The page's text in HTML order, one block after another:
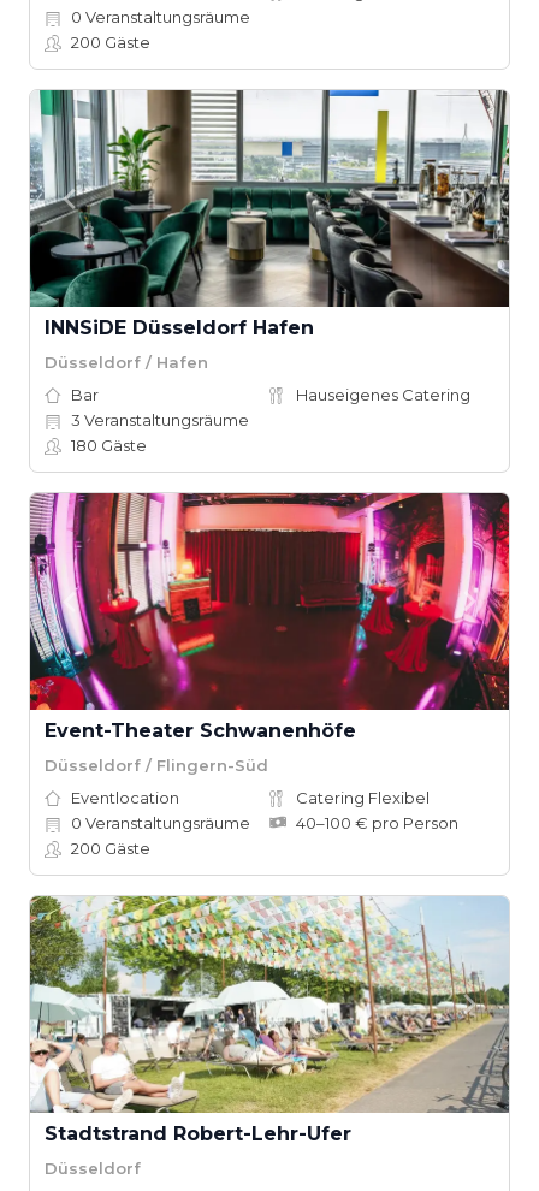
0 Veranstaltungsräume
200 Gäste
INNSiDE Düsseldorf Hafen
Düsseldorf / Hafen
Bar
Hauseigenes Catering
3 Veranstaltungsräume
180 Gäste
Event-Theater Schwanenhöfe
Düsseldorf / Flingern-Süd
Eventlocation
Catering Flexibel
0 Veranstaltungsräume
40–100 € pro Person
200 Gäste
Stadtstrand Robert-Lehr-Ufer
Düsseldorf